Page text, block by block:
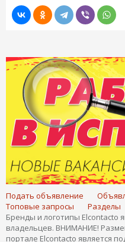
Подать объявление
Топовые запросы
Разделы
Бренды и логотипы Elcontacto
владельцев. ВНИМАНИЕ!
портале Elcontacto является